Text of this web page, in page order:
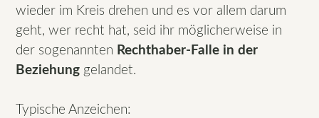
wieder im Kreis drehen und es vor allem darum
geht, wer recht hat, seid ihr möglicherweise in
der sogenannten Rechthaber-Falle in der
Beziehung gelandet.
Typische Anzeichen: